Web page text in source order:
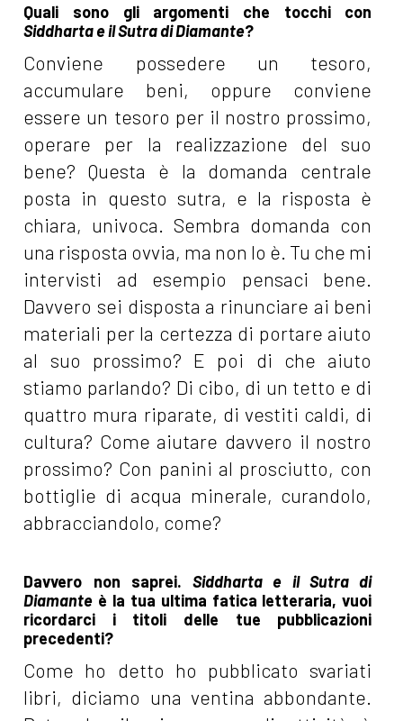
Quali sono gli argomenti che tocchi con
Siddharta e il Sutra di Diamante?
Conviene possedere un tesoro,
accumulare beni, oppure conviene
essere un tesoro per il nostro prossimo,
operare per la realizzazione del suo
bene? Questa è la domanda centrale
posta in questo sutra, e la risposta è
chiara, univoca. Sembra domanda con
una risposta ovvia, ma non lo è. Tu che mi
intervisti ad esempio pensaci bene.
Davvero sei disposta a rinunciare ai beni
materiali per la certezza di portare aiuto
al suo prossimo? E poi di che aiuto
stiamo parlando? Di cibo, di un tetto e di
quattro mura riparate, di vestiti caldi, di
cultura? Come aiutare davvero il nostro
prossimo? Con panini al prosciutto, con
bottiglie di acqua minerale, curandolo,
abbracciandolo, come?
Davvero non saprei.Siddharta e il Sutra di
Diamante è la tua ultima fatica letteraria, vuoi
ricordarci i titoli delle tue pubblicazioni
precedenti?
Come ho detto ho pubblicato svariati
libri, diciamo una ventina abbondante.